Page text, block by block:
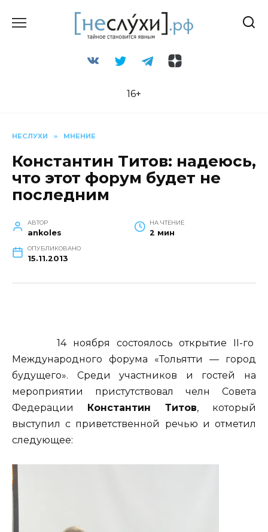
16+
НЕСЛУХИ » МНЕНИЕ
Константин Титов: надеюсь,
что этот форум будет не
последним
АВТОР
ankoles
НА ЧТЕНИЕ
2 мин
ОПУБЛИКОВАНО
15.11.2013
14 ноября состоялось открытие II-го
Международного форума «Тольятти — город
будущего». Среди участников и гостей на
мероприятии пристутствовал челн Совета
Федерации Константин Титов, который
выступил с приветственной речью и отметил
следующее: